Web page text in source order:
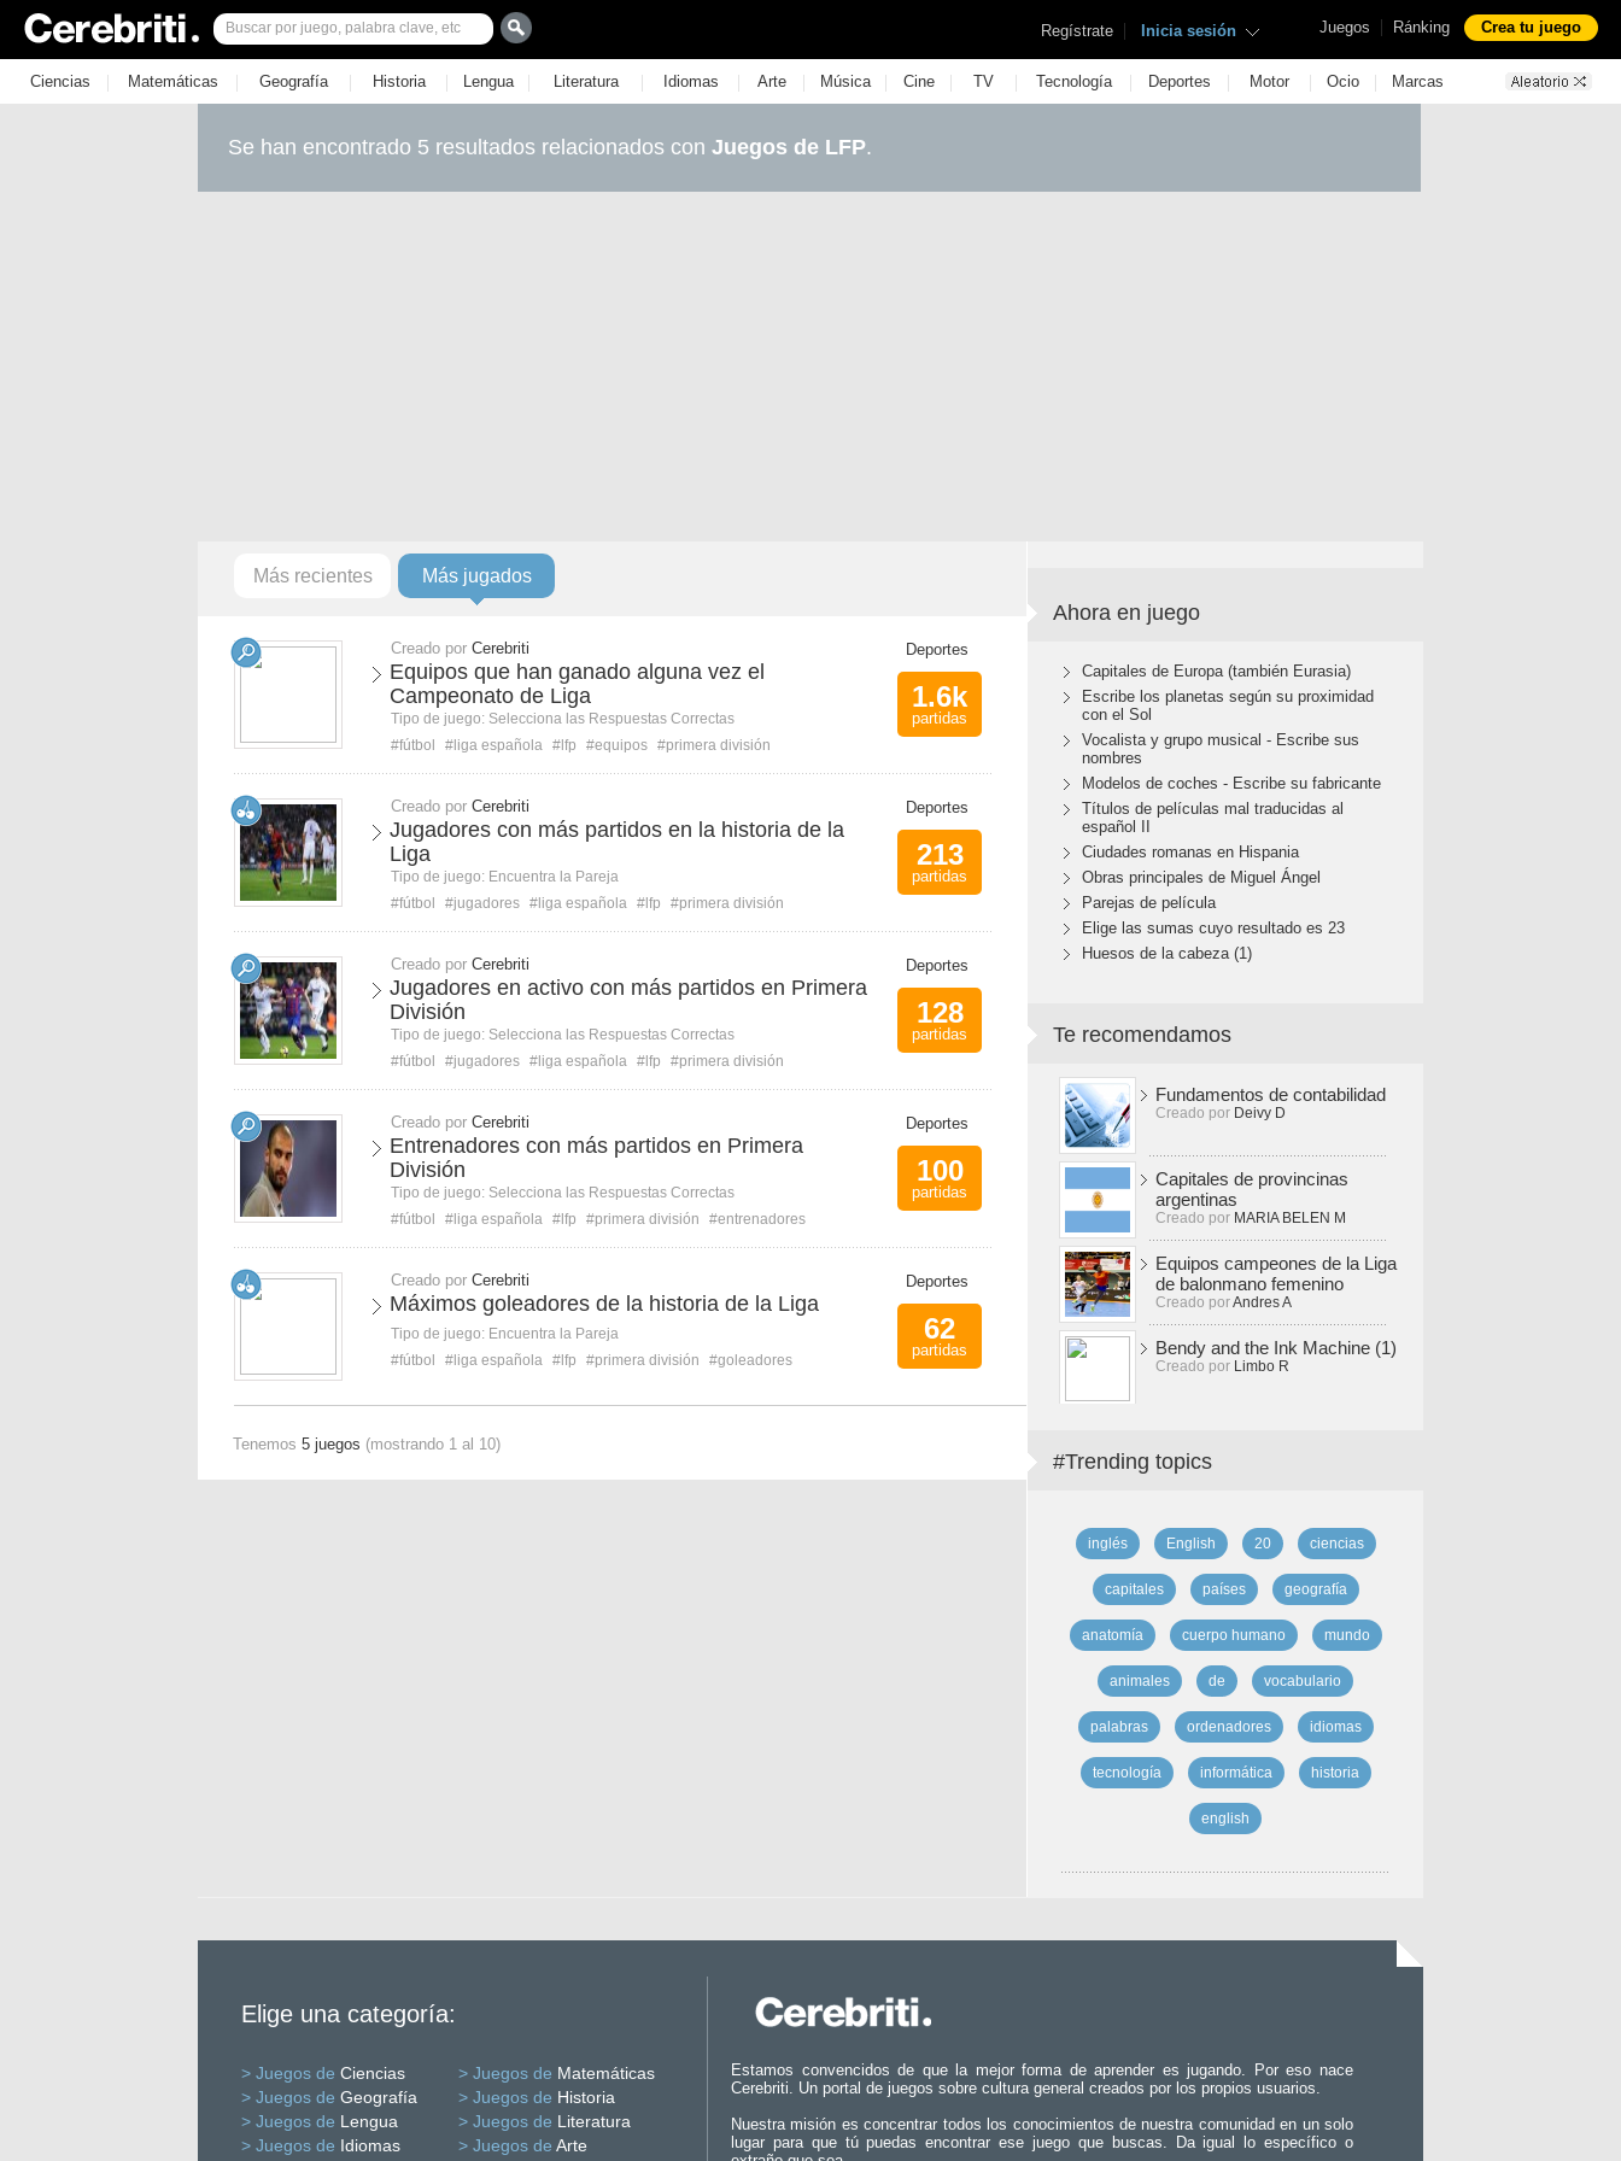
Juegos | Ránking Crea tu juego
Regístrate | Inicia sesión
Ciencias | Matemáticas | Geografía | Historia | Lengua | Literatura | Idiomas | Arte | Música | Cine | TV | Tecnología | Deportes | Motor | Ocio | Marcas
Se han encontrado 5 resultados relacionados con Juegos de LFP.
Más recientes Más jugados
Creado por Cerebriti
Equipos que han ganado alguna vez el
Campeonato de Liga
Tipo de juego: Selecciona las Respuestas Correctas
#fútbol
#liga española #lfp #equipos #primera división
Deportes
1.6k
partidas
Creado por Cerebriti
Jugadores con más partidos en la historia de la
Liga
Tipo de juego: Encuentra la Pareja
#fútbol
#jugadores #liga española #lfp #primera división
Deportes
213
partidas
Creado por Cerebriti
Jugadores en activo con más partidos en Primera
División
Tipo de juego: Selecciona las Respuestas Correctas
#fútbol
#jugadores #liga española #lfp #primera división
Deportes
128
partidas
Creado por Cerebriti
Entrenadores con más partidos en Primera
División
Tipo de juego: Selecciona las Respuestas Correctas
#fútbol
#liga española #lfp #primera división #entrenadores
Deportes
100
partidas
Creado por Cerebriti
Máximos goleadores de la historia de la Liga
Tipo de juego: Encuentra la Pareja
#fútbol
#liga española #lfp #primera división #goleadores
Deportes
62
partidas
Tenemos 5 juegos (mostrando 1 al 10)
Ahora en juego
Capitales de Europa (también Eurasia)
Escribe los planetas según su proximidad
con el Sol
Vocalista y grupo musical - Escribe sus
nombres
Modelos de coches - Escribe su fabricante
Títulos de películas mal traducidas al
español II
Ciudades romanas en Hispania
Obras principales de Miguel Ángel
Parejas de película
Elige las sumas cuyo resultado es 23
Huesos de la cabeza (1)
Te recomendamos
Fundamentos de contabilidad
Creado por Deivy D
Capitales de provincinas
argentinas
Creado por MARIA BELEN M
Equipos campeones de la Liga
de balonmano femenino
Creado porAndres A
Bendy and the Ink Machine (1)
Creado por Limbo R
#Trending topics
inglés English 20 ciencias
capitales países geografía
anatomía cuerpo humano mundo
animales de vocabulario
palabras ordenadores idiomas
tecnología informática historia
english
Elige una categoría:
> Juegos de Ciencias > Juegos de Matemáticas
> Juegos de Geografía > Juegos de Historia
> Juegos de Lengua > Juegos de Literatura
> Juegos de Idiomas > Juegos de Arte
Estamos convencidos de que la mejor forma de aprender es jugando. Por eso nace
Cerebriti. Un portal de juegos sobre cultura general creados por los propios usuarios.
Nuestra misión es concentrar todos los conocimientos de nuestra comunidad en un solo
lugar para que tú puedas encontrar ese juego que buscas. Da igual lo específico o